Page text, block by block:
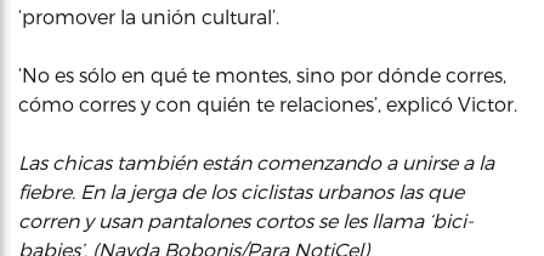
‘promover la unión cultural’.
‘No es sólo en qué te montes, sino por dónde corres,
cómo corres y con quién te relaciones’, explicó Victor.
Las chicas también están comenzando a unirse a la
fiebre. En la jerga de los ciclistas urbanos las que
corren y usan pantalones cortos se les llama ‘bici-
babies’. (Nayda Bobonis/Para NotiCel)